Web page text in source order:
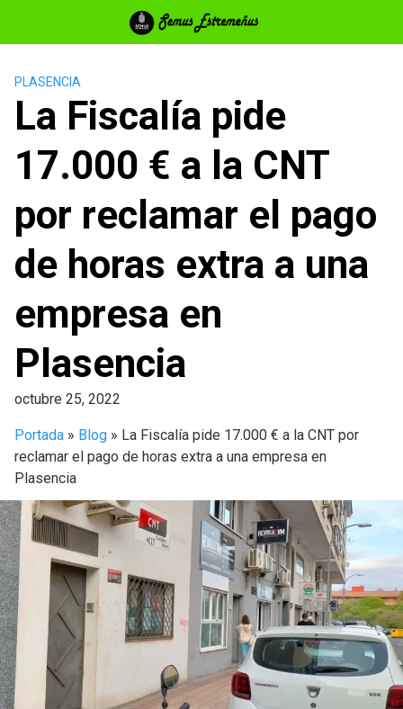
PLASENCIA
La Fiscalía pide
17.000 € a la CNT
por reclamar el pago
de horas extra a una
empresa en
Plasencia
octubre 25, 2022
Portada » Blog » La Fiscalía pide 17.000 € a la CNT por
reclamar el pago de horas extra a una empresa en
Plasencia